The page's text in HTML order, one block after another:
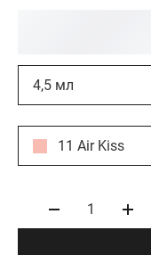
4,5 мл
11 Air Kiss
1